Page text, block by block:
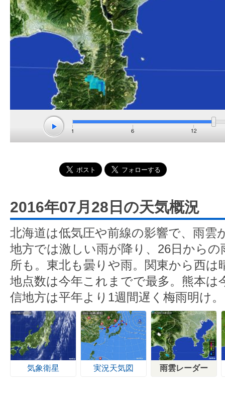
2016年07月28日の天気概況
北海道は低気圧や前線の影響で、雨雲
地方では激しい雨が降り、26日から
所も。東北も曇りや雨。関東から西は
地点数は今年これまでで最多。熊本は
信地方は平年より1週間遅く梅雨明け。
気象衛星 実況天気図 雨雲レーダー